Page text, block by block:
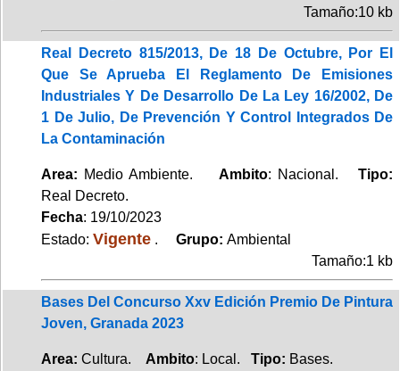
Tamaño:10 kb
Real Decreto 815/2013, De 18 De Octubre, Por El
Que Se Aprueba El Reglamento De Emisiones
Industriales Y De Desarrollo De La Ley 16/2002, De
1 De Julio, De Prevención Y Control Integrados De
La Contaminación
Area: Medio Ambiente.Ambito: Nacional.Tipo:
Real Decreto.
Fecha: 19/10/2023
Estado: Vigente . Grupo: Ambiental
Tamaño:1 kb
Bases Del Concurso Xxv Edición Premio De Pintura
Joven, Granada 2023
Area: Cultura. Ambito: Local. Tipo: Bases.